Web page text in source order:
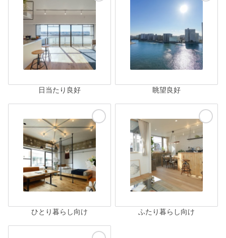
日当たり良好 眺望良好
ひとり暮らし向け ふたり暮らし向け